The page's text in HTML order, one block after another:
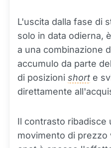
L'uscita dalla fase di
solo in data odierna,
a una combinazione
accumulo da parte
di posizioni short e
direttamente
Il contrasto ribadisce
movimento di prezzo